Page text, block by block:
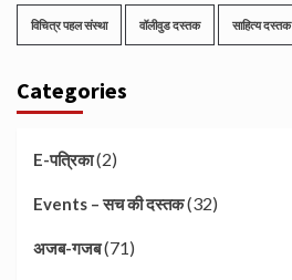
विचित्र पहल संस्था वॉलीवुड दस्तक साहित्य दस्तक
Categories
E-पत्रिका(2)
Events – सच की दस्तक(32)
अजब-गजब(71)